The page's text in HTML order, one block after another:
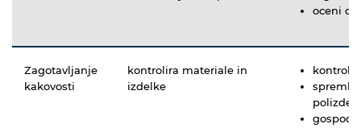
oceni
Zagotavljanje
kakovosti
kontrolira materiale in
izdelke